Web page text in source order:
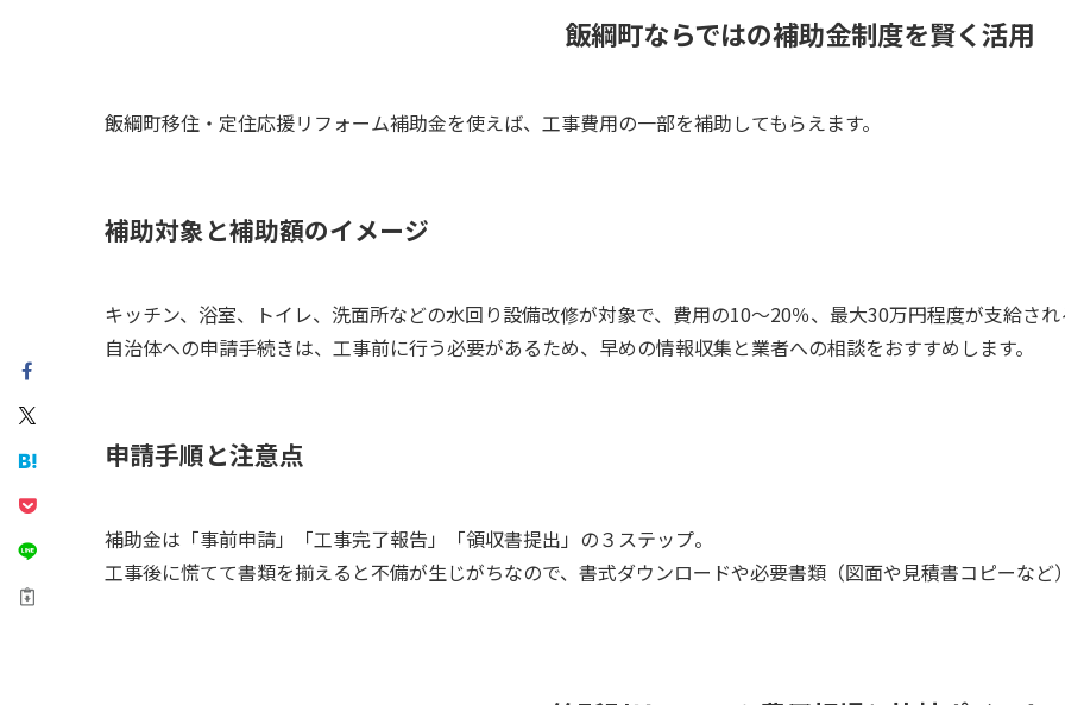
飯綱町ならではの補助金制度を賢く活用
飯綱町移住・定住応援リフォーム補助金を使えば、工事費用の一部を補助してもらえます。
補助対象と補助額のイメージ
キッチン、浴室、トイレ、洗面所などの水回り設備改修が対象で、費用の10～20％、最大30万円程度が支給さ
自治体への申請手続きは、工事前に行う必要があるため、早めの情報収集と業者への相談をおすすめします。
申請手順と注意点
補助金は「事前申請」「工事完了報告」「領収書提出」の３ステップ。
工事後に慌てて書類を揃えると不備が生じがちなので、書式ダウンロードや必要書類（図面や見積書コピーな